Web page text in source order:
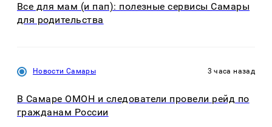
Все для мам (и пап): полезные сервисы Самары
для родительства
Новости Самары 3 часа назад
В Самаре ОМОН и следователи провели рейд по
гражданам России